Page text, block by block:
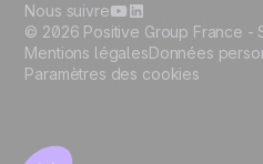
© 2026 Positive Group France -
Mentions légalesDonnées
Paramètres des cookies
Nous suivre